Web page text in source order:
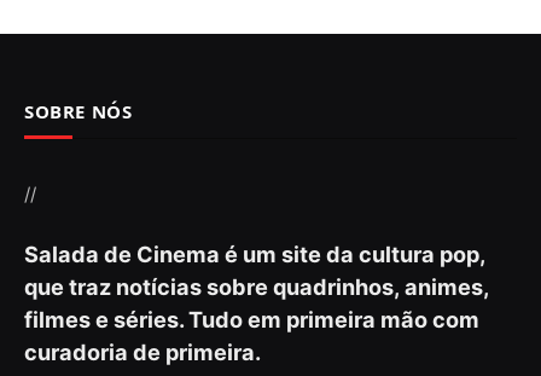
SOBRE NÓS
//
Salada de Cinema é um site da cultura pop,
que traz notícias sobre quadrinhos, animes,
filmes e séries. Tudo em primeira mão com
curadoria de primeira.